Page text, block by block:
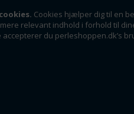
Cookies hjælper dig til en
relevant indhold i forhold til
du perleshoppen.dk’s
Perleshoppen ApS
Linde Allé 8
6400 Sønderborg